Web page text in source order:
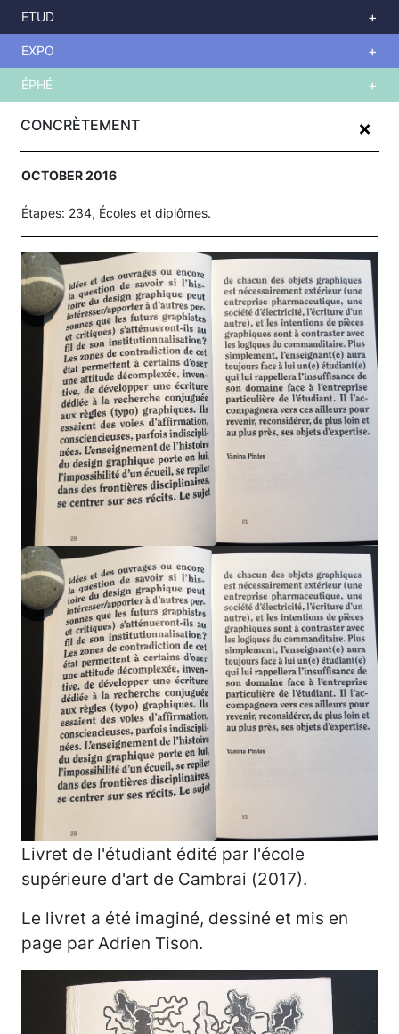
content
CONCRÈTEMENT +
OCTOBER 2016
Étapes: 234, Écoles et diplômes.
Livret de l'étudiant édité par l'école
supérieure d'art de Cambrai (2017).
Le livret a été imaginé, dessiné et mis en
page par Adrien Tison.
ETUD
EXPO
ÉPHÉ